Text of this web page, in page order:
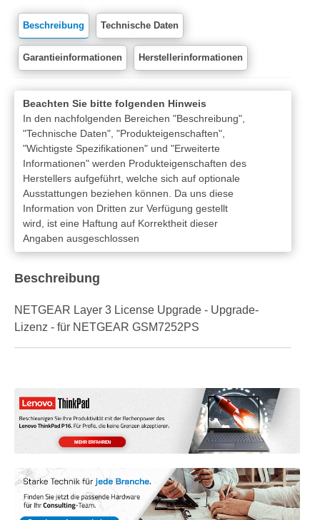
Beschreibung Technische Daten
Garantieinformationen Herstellerinformationen
Beachten Sie bitte folgenden Hinweis
In den nachfolgenden Bereichen "Beschreibung",
"Technische Daten", "Produkteigenschaften",
"Wichtigste Spezifikationen" und "Erweiterte
Informationen" werden Produkteigenschaften des
Herstellers aufgeführt, welche sich auf optionale
Ausstattungen beziehen können. Da uns diese
Information von Dritten zur Verfügung gestellt
wird, ist eine Haftung auf Korrektheit dieser
Angaben ausgeschlossen
Beschreibung
NETGEAR Layer 3 License Upgrade - Upgrade-
Lizenz - für NETGEAR GSM7252PS